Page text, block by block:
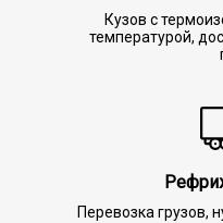
Кузов с
температурой,
Перевозка грузов,